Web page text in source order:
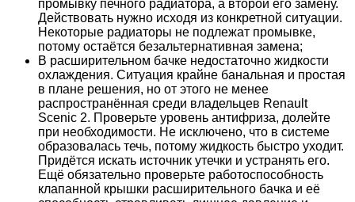
промывку печного радиатора, а второй его замену.
Действовать нужно исходя из конкретной ситуации.
Некоторые радиаторы не подлежат промывке,
потому остаётся безальтернативная замена;
В расширительном бачке недостаточно жидкости
охлаждения. Ситуация крайне банальная и простая
в плане решения, но от этого не менее
распространённая среди владельцев Renault
Scenic 2. Проверьте уровень антифриза, долейте
при необходимости. Не исключено, что в системе
образовалась течь, потому жидкость быстро уходит.
Придётся искать источник утечки и устранять его.
Ещё обязательно проверьте работоспособность
клапанной крышки расширительного бачка и её